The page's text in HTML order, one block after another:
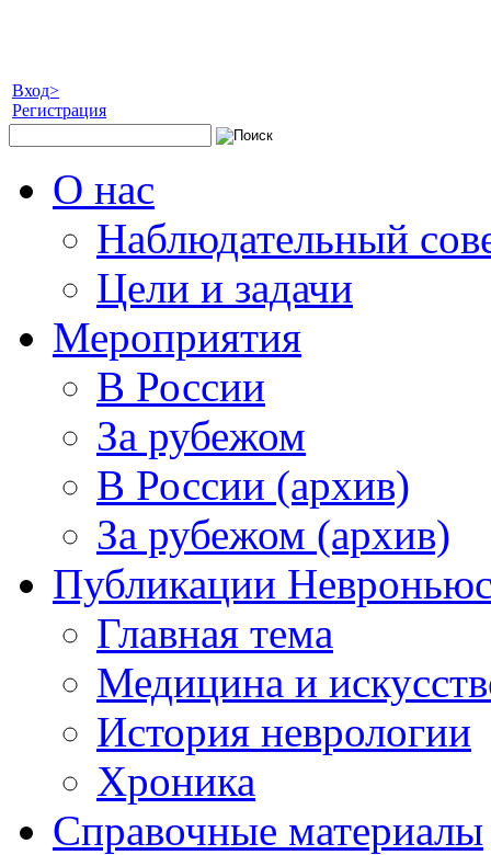
Вход>
Регистрация
О нас
Наблюдательный
Цели и задачи
Мероприятия
В России
За рубежом
В России (архив)
За рубежом (архив)
Публикации
Главная тема
Медицина и
История неврологии
Хроника
Справочные материалы